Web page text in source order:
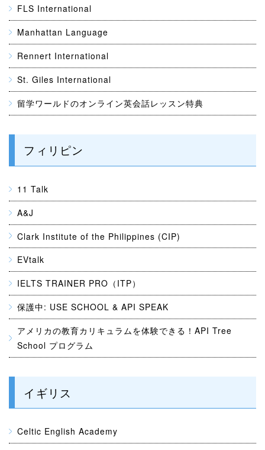
FLS International
Manhattan Language
Rennert International
St. Giles International
留学ワールドのオンライン英会話レッスン特典
フィリピン
11 Talk
A&J
Clark Institute of the Philippines (CIP)
EVtalk
IELTS TRAINER PRO（ITP）
保護中: USE SCHOOL & API SPEAK
アメリカの教育カリキュラムを体験できる！API Tree
School プログラム
イギリス
Celtic English Academy